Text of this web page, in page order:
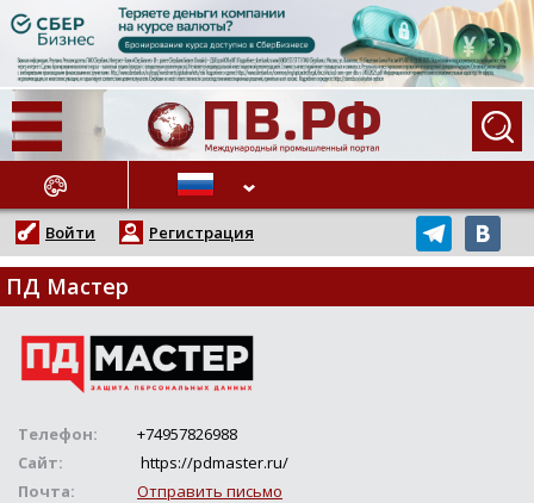
НОВОСТИ
Войти Регистрация
ПД Мастер
Телефон:
+74957826988
Сайт:
https://pdmaster.ru/
Почта:
Отправить письмо